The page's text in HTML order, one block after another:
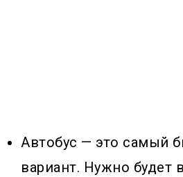
Автобус — это самый
вариант. Нужно будет